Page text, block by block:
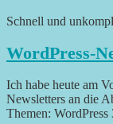
Schnell und
WordPress-
Ich habe heute am
Newsletters an die
Themen: